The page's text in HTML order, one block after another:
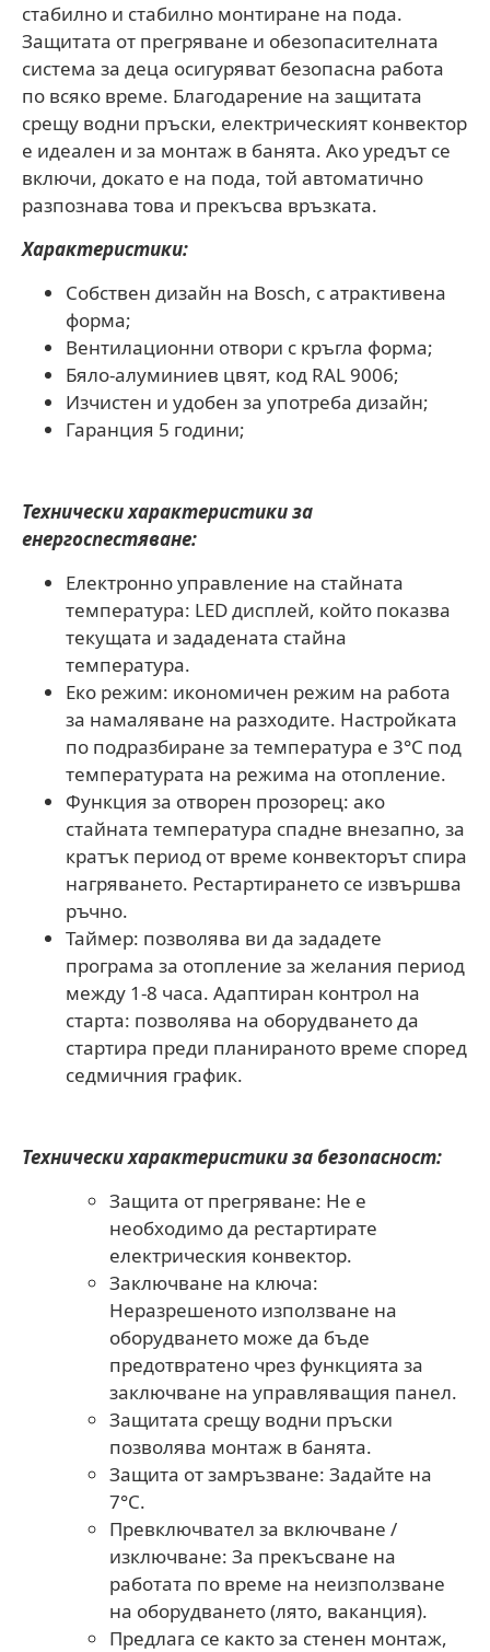
стабилно и стабилно монтиране на пода.
Защитата от прегряване и обезопасителната
система за деца осигуряват безопасна работа
по всяко време. Благодарение на защитата
срещу водни пръски, електрическият конвектор
е идеален и за монтаж в банята. Ако уредът се
включи, докато е на пода, той автоматично
разпознава това и прекъсва връзката.
Характеристики:
Собствен дизайн на Bosch, с атрактивена
форма;
Вентилационни отвори с кръгла форма;
Бяло-алуминиев цвят, код RAL 9006;
Изчистен и удобен за употреба дизайн;
Гаранция 5 години;
Технически характеристики за
енергоспестяване:
Електронно управление на стайната
температура: LED дисплей, който показва
текущата и зададената стайна
температура.
Еко режим: икономичен режим на работа
за намаляване на разходите. Настройката
по подразбиране за температура е 3°C под
температурата на режима на отопление.
Функция за отворен прозорец: ако
стайната температура спадне внезапно, за
кратък период от време конвекторът спира
нагряването. Рестартирането се извършва
ръчно.
Таймер: позволява ви да зададете
програма за отопление за желания период
между 1-8 часа. Адаптиран контрол на
старта: позволява на оборудването да
стартира преди планираното време според
седмичния график.
Технически характеристики за безопасност:
Защита от прегряване: Не е
необходимо да рестартирате
електрическия конвектор.
Заключване на ключа:
Неразрешеното използване на
оборудването може да бъде
предотвратено чрез функцията за
заключване на управляващия панел.
Защитата срещу водни пръски
позволява монтаж в банята.
Защита от замръзване: Задайте на
7°C.
Превключвател за включване /
изключване: За прекъсване на
работата по време на неизползване
на оборудването (лято, ваканция).
Предлага се както за стенен монтаж,